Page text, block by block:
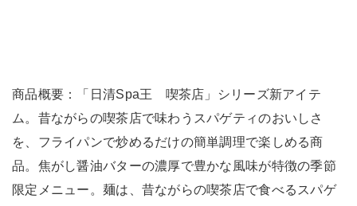
商品概要：「日清Spa王 喫茶店」シリーズ新アイテ
ム。昔ながらの喫茶店で味わうスパゲティのおいしさ
を、フライパンで炒めるだけの簡単調理で楽しめる商
品。焦がし醤油バターの濃厚で豊かな風味が特徴の季節
限定メニュー。麺は、昔ながらの喫茶店で食べるスパゲ